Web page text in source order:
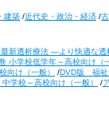
建築 /近代史・政治・経済 /
最新透析療法 ―より快適な
小学校低学年～高校向け（
け（一般） /DVD版 福祉
学校～高校向け（一般） /